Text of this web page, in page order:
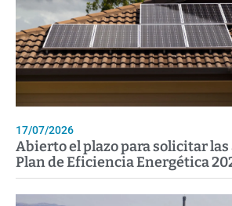
17/07/2026
Abierto el plazo para solicitar las
Plan de Eficiencia Energética